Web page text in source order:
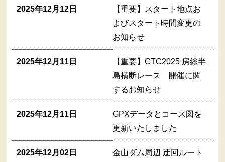
2025年12月12日
【重要】スタート地点お
よびスタート時間変更の
お知らせ
2025年12月11日
【重要】CTC2025 房総半
島横断レース 開催に関
するお知らせ
2025年12月11日
GPXデータとコース図を
更新いたしました
2025年12月02日
金山ダム周辺 迂回ルート